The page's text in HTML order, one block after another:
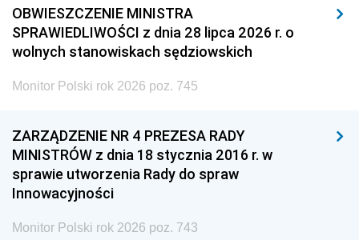
OBWIESZCZENIE MINISTRA
SPRAWIEDLIWOŚCI z dnia 28 lipca 2026 r. o
wolnych stanowiskach sędziowskich
Monitor Polski rok 2026 poz. 745
ZARZĄDZENIE NR 4 PREZESA RADY
MINISTRÓW z dnia 18 stycznia 2016 r. w
sprawie utworzenia Rady do spraw
Innowacyjności
Monitor Polski rok 2026 poz. 743